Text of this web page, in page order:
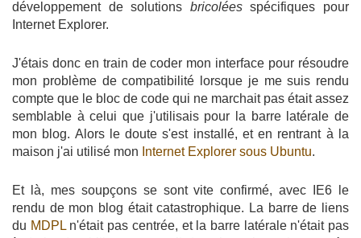
développement de solutions bricoléesspécifiques pour
Internet Explorer.
J'étais donc en train de coder mon interface pour résoudre
mon problème de compatibilité lorsque je me suis rendu
compte que le bloc de code qui ne marchait pas était assez
semblable à celui que j'utilisais pour la barre latérale de
mon blog. Alors le doute s'est installé, et en rentrant à la
maison j'ai utilisé mon Internet Explorer sous Ubuntu.
Et là, mes soupçons se sont vite confirmé, avec IE6 le
rendu de mon blog était catastrophique. La barre de liens
du MDPLn'était pas centrée, et la barre latérale n'était pas